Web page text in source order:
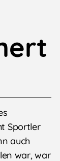
Sportler
auch
war, war